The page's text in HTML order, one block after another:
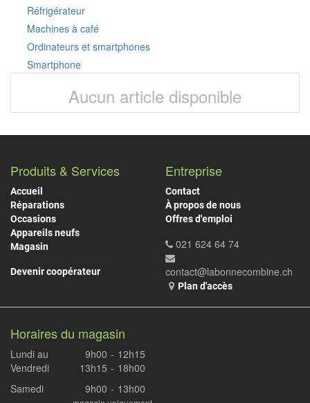
Réfrigérateur
Machines à café
Ordinateurs et smartphones
Smartphone
Aucun article disponible
Produits & Services
Accueil
Réparations
Occasions
Appareils neufs
Magasin
Devenir coopérateur
Entreprise
Contact
À propos de nous
Offres d'emploi
021 624 64 74
contact@labonnecombine.ch
Plan d'accès
Horaires du magasin
Lundi au
Vendredi
9h00
13h15
-
-
12h15
18h00
Samedi
9h00 - 13h00